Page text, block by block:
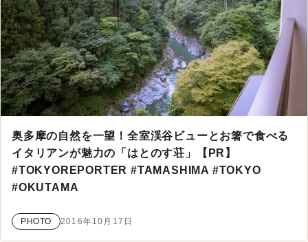
奥多摩の自然を一望！全室渓谷ビューとお箸で食べる
イタリアンが魅力の「はとのす荘」【PR】
#TOKYOREPORTER #TAMASHIMA #TOKYO
#OKUTAMA
PHOTO 2016年10月17日